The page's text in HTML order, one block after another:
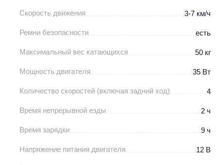
Скорость движения 3-7 км/ч
Ремни безопасности есть
Максимальный вес катающихся 50 кг
Мощность двигателя 35 Вт
Количество скоростей (включая задний ход) 4
Время непрерывной езды 2 ч
Время зарядки 9 ч
Напряжение питания двигателя 12 В